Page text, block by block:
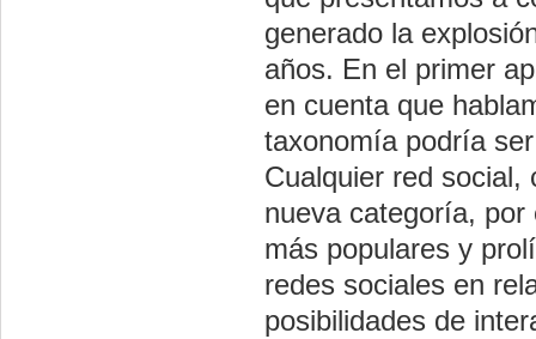
generado la
años. En el primer
en cuenta que
taxonomía podría
Cualquier red
nueva categoría,
más populares y
redes sociales en
posibilidades de